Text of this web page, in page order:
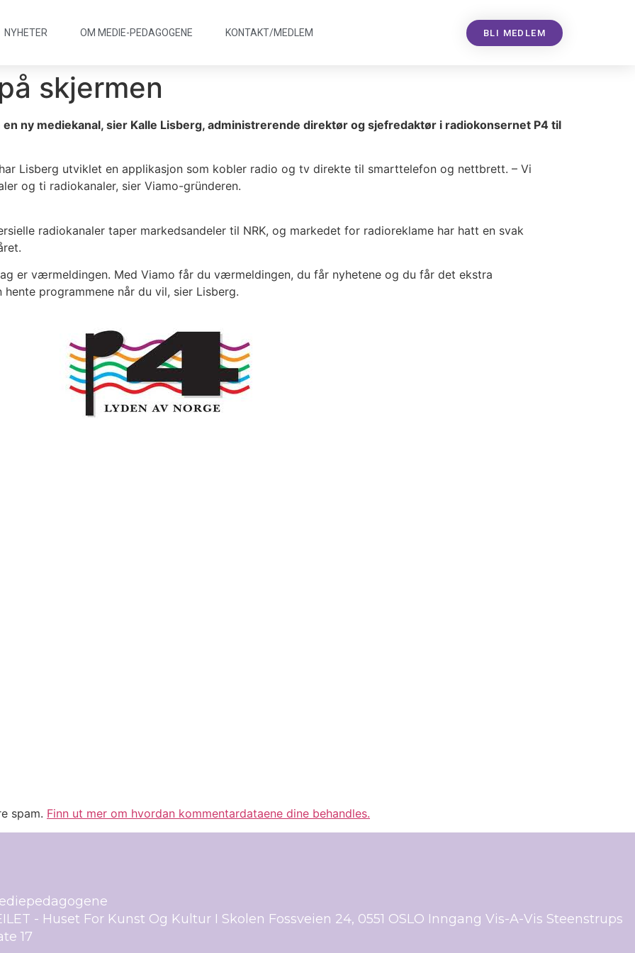
NYHETER OM MEDIE-PEDAGOGENE KONTAKT/MEDLEM BLI MEDLEM
skjermen
ny mediekanal, sier Kalle Lisberg, administrerende direktør og sjefredaktør i radiokonsernet P4 til
Lisberg utviklet en applikasjon som kobler radio og tv direkte til smarttelefon og nettbrett. – Vi
og ti radiokanaler, sier Viamo-gründeren.
radiokanaler taper markedsandeler til NRK, og markedet for radioreklame har hatt en svak
er værmeldingen. Med Viamo får du værmeldingen, du får nyhetene og du får det ekstra
programmene når du vil, sier Lisberg.
spam. Finn ut mer om hvordan kommentardataene dine behandles.
- Huset For Kunst Og Kultur I Skolen Fossveien 24, 0551 OSLO Inngang Vis-A-Vis Steenstrups
17